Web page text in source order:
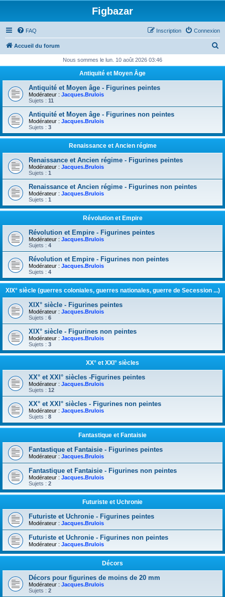
Figbazar
FAQ Connexion
Inscription
Accueil du forum
h
r
r
Nous sommes le lun. 10 août 2026 03:46
Antiquité et Moyen Âge
Antiquité et Moyen âge - Figurines peintes
Modérateur : Jacques.Brulois
Sujets : 11
Antiquité et Moyen âge - Figurines non peintes
Modérateur : Jacques.Brulois
Sujets : 3
Renaissance et Ancien régime
Renaissance et Ancien régime - Figurines peintes
Modérateur : Jacques.Brulois
Sujets : 1
Renaissance et Ancien régime - Figurines non peintes
Modérateur : Jacques.Brulois
Sujets : 1
Révolution et Empire
Révolution et Empire - Figurines peintes
Modérateur : Jacques.Brulois
Sujets : 4
Révolution et Empire - Figurines non peintes
Modérateur : Jacques.Brulois
Sujets : 4
XIX° siècle (guerres coloniales, guerres nationales, guerre de Secession ...)
XIX° siècle - Figurines peintes
Modérateur : Jacques.Brulois
Sujets : 6
XIX° siècle - Figurines non peintes
Modérateur : Jacques.Brulois
Sujets : 3
XX° et XXI° siècles
XX° et XXI° siècles -Figurines peintes
Modérateur : Jacques.Brulois
Sujets : 12
XX° et XXI° siècles - Figurines non peintes
Modérateur : Jacques.Brulois
Sujets : 8
Fantastique et Fantaisie
Fantastique et Fantaisie - Figurines peintes
Modérateur : Jacques.Brulois
Fantastique et Fantaisie - Figurines non peintes
Modérateur : Jacques.Brulois
Sujets : 2
Futuriste et Uchronie
Futuriste et Uchronie - Figurines peintes
Modérateur : Jacques.Brulois
Futuriste et Uchronie - Figurines non peintes
Modérateur : Jacques.Brulois
Décors
Décors pour figurines de moins de 20 mm
Modérateur : Jacques.Brulois
Sujets : 2